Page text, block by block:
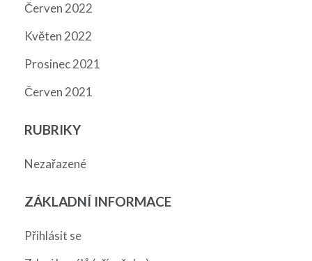
Červen 2022
Květen 2022
Prosinec 2021
Červen 2021
RUBRIKY
Nezařazené
ZÁKLADNÍ INFORMACE
Přihlásit se